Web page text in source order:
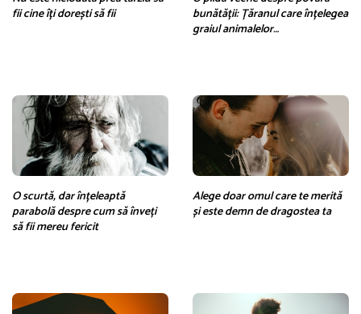
fii cine îți dorești să fii
bunătății: Țăranul care înțelegea
graiul animalelor…
O scurtă, dar înțeleaptă
parabolă despre cum să înveți
să fii mereu fericit
Alege doar omul care te merită
și este demn de dragostea ta